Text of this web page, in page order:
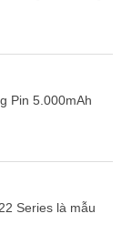
Qualcomm
1 nhân
Pin 5.000mAh
Series là mẫu